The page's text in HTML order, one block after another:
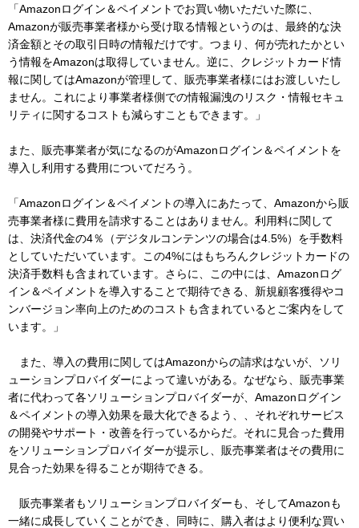
「Amazonログイン＆ペイメントでお買い物いただいた際に、
Amazonが販売事業者様から受け取る情報というのは、最終的な決
済金額とその取引日時の情報だけです。つまり、何が売れたかとい
う情報をAmazonは取得していません。逆に、クレジットカード情
報に関してはAmazonが管理して、販売事業者様にはお渡しいたし
ません。これにより事業者様側での情報漏洩のリスク・情報セキュ
リティに関するコストも減らすこともできます。」
また、販売事業者が気になるのがAmazonログイン＆ペイメントを
導入し利用する費用についてだろう。
「Amazonログイン＆ペイメントの導入にあたって、Amazonから販
売事業者様に費用を請求することはありません。利用料に関して
は、決済代金の4％（デジタルコンテンツの場合は4.5%）を手数料
としていただいています。この4%にはもちろんクレジットカードの
決済手数料も含まれています。さらに、この中には、Amazonログ
イン＆ペイメントを導入することで期待できる、新規顧客獲得やコ
ンバージョン率向上のためのコストも含まれているとご案内をして
います。」
また、導入の費用に関してはAmazonからの請求はないが、ソリ
ューションプロバイダーによって違いがある。なぜなら、販売事業
者に代わって各ソリューションプロバイダーが、Amazonログイン
＆ペイメントの導入効果を最大化できるよう、、それぞれサービス
の開発やサポート・改善を行っているからだ。それに見合った費用
をソリューションプロバイダーが提示し、販売事業者はその費用に
見合った効果を得ることが期待できる。
販売事業者もソリューションプロバイダーも、そしてAmazonも
一緒に成長していくことができ、同時に、購入者はより便利な買い